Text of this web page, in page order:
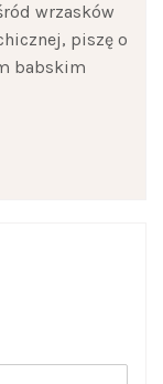
wrzasków
piszę o
babskim